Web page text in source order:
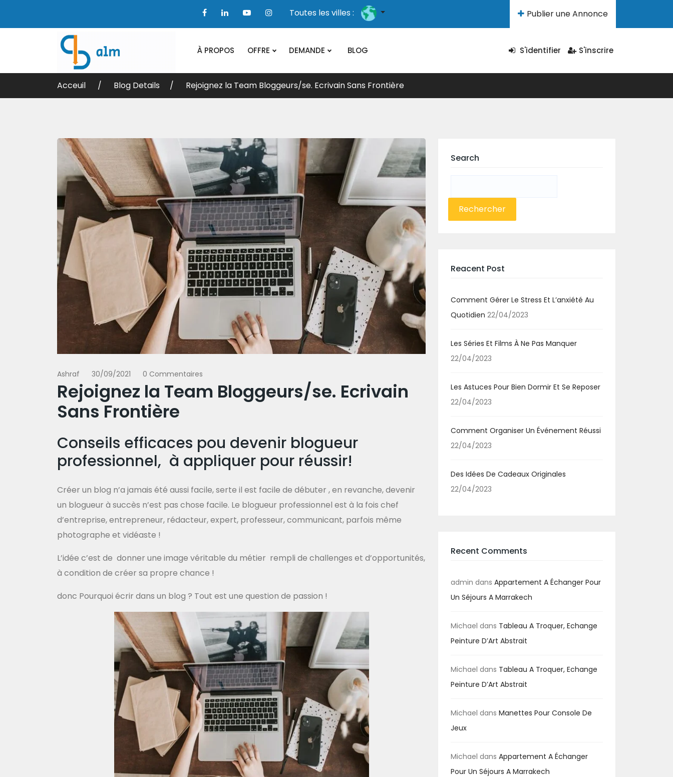
Toutes les villes : Publier une Annonce
À PROPOS OFFRE DEMANDE BLOG S'identifier S'inscrire
Acceuil Blog Details Rejoignez la Team Bloggeurs/se. Ecrivain Sans Frontière
Ashraf 30/09/2021 0 Commentaires
Rejoignez la Team Bloggeurs/se. Ecrivain
Sans Frontière
Conseils efficaces pou devenir blogueur
professionnel, à appliquer pour réussir!
Créer un blog n’a jamais été aussi facile, serte il est facile de débuter , en revanche, devenir
un blogueur à succès n’est pas chose facile. Le blogueur professionnel est à la fois chef
d’entreprise, entrepreneur, rédacteur, expert, professeur, communicant, parfois même
photographe et vidéaste !
L’idée c’est de donner une image véritable du métier rempli de challenges et d’opportunités,
à condition de créer sa propre chance !
donc Pourquoi écrir dans un blog ? Tout est une question de passion !
Search
Reacent Post
Comment Gérer Le Stress Et L’anxiété Au
Quotidien 22/04/2023
Les Séries Et Films À Ne Pas Manquer
22/04/2023
Les Astuces Pour Bien Dormir Et Se Reposer
22/04/2023
Comment Organiser Un Événement Réussi
22/04/2023
Des Idées De Cadeaux Originales
22/04/2023
Recent Comments
admin dans Appartement A Échanger Pour
Un Séjours A Marrakech
Michael dans Tableau A Troquer, Echange
Peinture D’Art Abstrait
Michael dans Tableau A Troquer, Echange
Peinture D’Art Abstrait
Michael dans Manettes Pour Console De
Jeux
Michael dans Appartement A Échanger
Pour Un Séjours A Marrakech